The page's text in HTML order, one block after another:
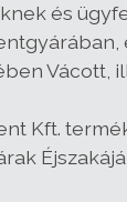
és
Vácott,
Kft.